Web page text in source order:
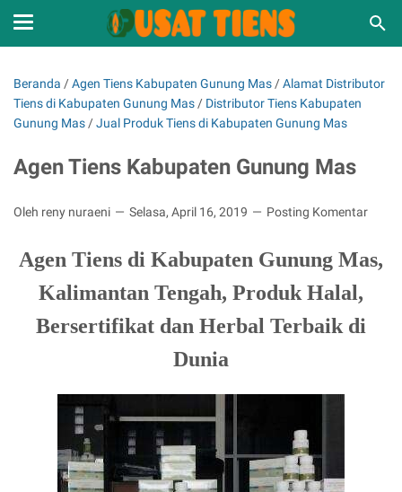
Beranda /Agen Tiens Kabupaten Gunung Mas /Alamat Distributor
Tiens di Kabupaten Gunung Mas / Distributor Tiens Kabupaten
Gunung Mas /Jual Produk Tiens di Kabupaten Gunung Mas
Agen Tiens Kabupaten Gunung Mas
Oleh reny nuraeni Selasa, April 16, 2019 Posting Komentar
Agen Tiens di Kabupaten Gunung Mas,
Kalimantan Tengah, Produk Halal,
Bersertifikat dan Herbal Terbaik di
Dunia